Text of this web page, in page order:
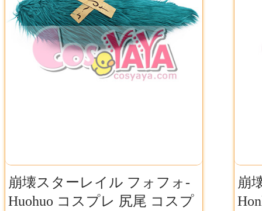
崩壊スターレイル フォフォ-
Huohuo コスプレ 尻尾 コスプ
崩